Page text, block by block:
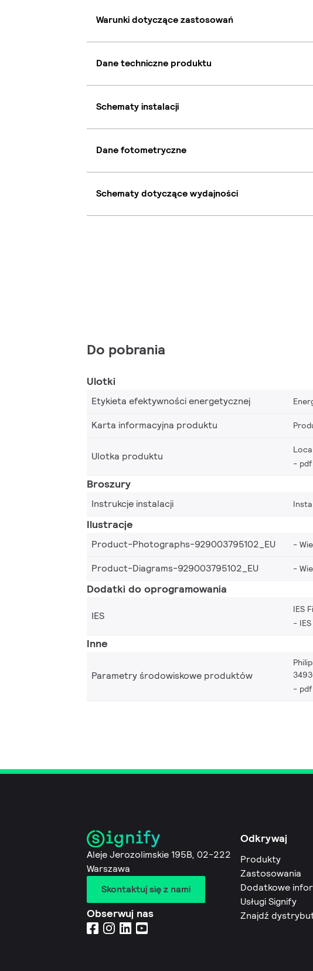
Warunki dotyczące zastosowań
Dane techniczne produktu
Schematy instalacji
Dane fotometryczne
Schematy dotyczące wydajności
Do pobrania
Ulotki
Etykieta efektywności energetycznej
Karta informacyjna produktu
Ulotka produktu
Broszury
Instrukcje instalacji
Ilustracje
Product-Photographs-929003795102_EU
Product-Diagrams-929003795102_EU
Dodatki do oprogramowania
IES
IES
Inne
Parametry środowiskowe produktów
Aleje Jerozolimskie 195B, 02-222
Warszawa
Skontaktuj się z nami
Obserwuj nas
Odkrywaj
Produkty
Zastosowania
Dodatkowe
Usługi Signify
Znajdź